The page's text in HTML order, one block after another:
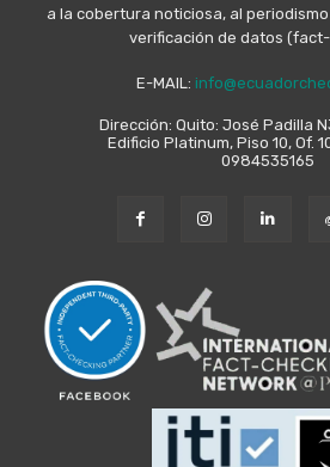
a la cobertura noticiosa, al
verificación de datos (fact-
E-MAIL:
Dirección: Quito: José Padilla
Edificio Platinum, Piso 10, Of.
0984535165